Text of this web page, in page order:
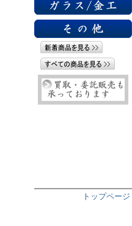
トップページ